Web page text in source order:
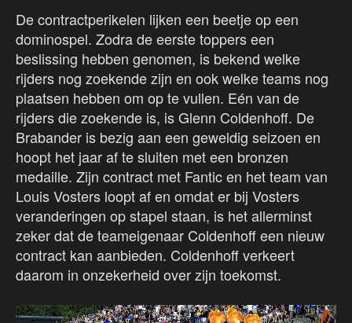
De contractperikelen lijken een beetje op een
dominospel. Zodra de eerste toppers een
beslissing hebben genomen, is bekend welke
rijders nog zoekende zijn en ook welke teams nog
plaatsen hebben om op te vullen. Eén van de
rijders die zoekende is, is Glenn Coldenhoff. De
Brabander is bezig aan een geweldig seizoen en
hoopt het jaar af te sluiten met een bronzen
medaille. Zijn contract met Fantic en het team van
Louis Vosters loopt af en omdat er bij Vosters
veranderingen op stapel staan, is het allerminst
zeker dat de teameigenaar Coldenhoff een nieuw
contract kan aanbieden. Coldenhoff verkeert
daarom in onzekerheid over zijn toekomst.